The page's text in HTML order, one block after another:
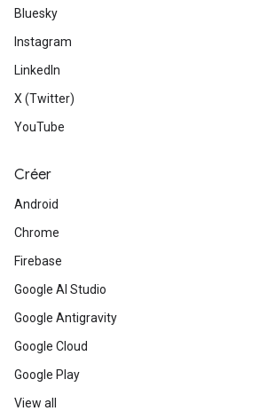
Bluesky
Instagram
LinkedIn
X (Twitter)
YouTube
Créer
Android
Chrome
Firebase
Google AI Studio
Google Antigravity
Google Cloud
Google Play
View all